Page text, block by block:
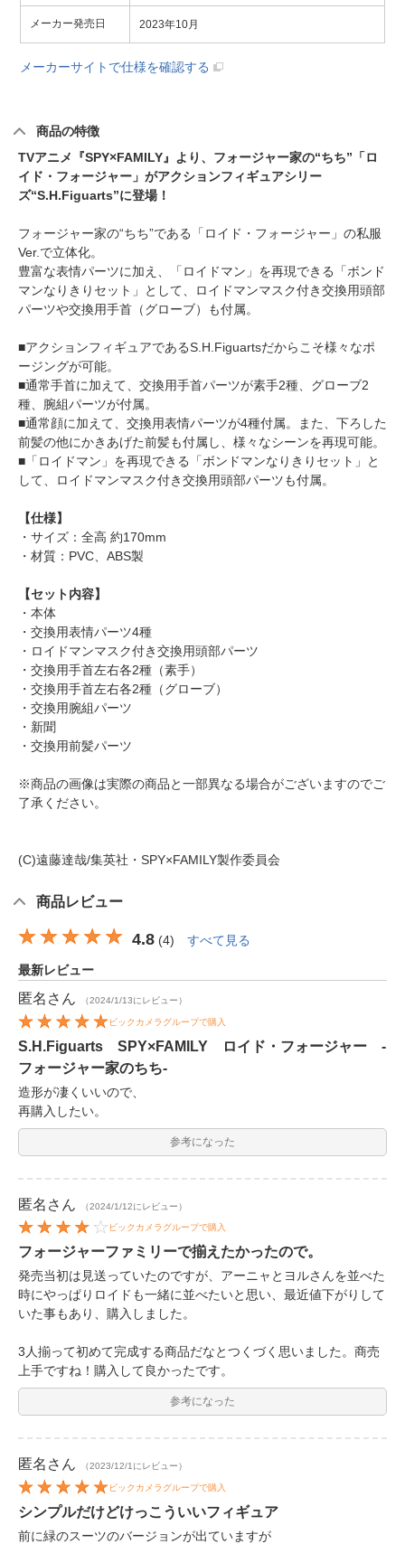
メーカー発売日 2023年10月
メーカーサイトで仕様を確認する
商品の特徴
TVアニメ『SPY×FAMILY』より、フォージャー家の“ちち”「ロ
イド・フォージャー」がアクションフィギュアシリー
ズ“S.H.Figuarts”に登場！
フォージャー家の“ちち”である「ロイド・フォージャー」の私服
Ver.で立体化。
豊富な表情パーツに加え、「ロイドマン」を再現できる「ボンド
マンなりきりセット」として、ロイドマンマスク付き交換用頭部
パーツや交換用手首（グローブ）も付属。
■アクションフィギュアであるS.H.Figuartsだからこそ様々なポ
ージングが可能。
■通常手首に加えて、交換用手首パーツが素手2種、グローブ2
種、腕組パーツが付属。
■通常顔に加えて、交換用表情パーツが4種付属。また、下ろした
前髪の他にかきあげた前髪も付属し、様々なシーンを再現可能。
■「ロイドマン」を再現できる「ボンドマンなりきりセット」と
して、ロイドマンマスク付き交換用頭部パーツも付属。
【仕様】
・サイズ：全高 約170mm
・材質：PVC、ABS製
【セット内容】
・本体
・交換用表情パーツ4種
・ロイドマンマスク付き交換用頭部パーツ
・交換用手首左右各2種（素手）
・交換用手首左右各2種（グローブ）
・交換用腕組パーツ
・新聞
・交換用前髪パーツ
※商品の画像は実際の商品と一部異なる場合がございますのでご
了承ください。
(C)遠藤達哉/集英社・SPY×FAMILY製作委員会
商品レビュー
4.8 (4) すべて見る
最新レビュー
匿名 さん （2024/1/13にレビュー）
ビックカメラグループで購入
S.H.Figuarts SPY×FAMILY ロイド・フォージャー -
フォージャー家のちち-
造形が凄くいいので、
再購入したい。
参考になった
匿名 さん （2024/1/12にレビュー）
ビックカメラグループで購入
フォージャーファミリーで揃えたかったので。
発売当初は見送っていたのですが、アーニャとヨルさんを並べた
時にやっぱりロイドも一緒に並べたいと思い、最近値下がりして
いた事もあり、購入しました。
3人揃って初めて完成する商品だなとつくづく思いました。商売
上手ですね！購入して良かったです。
参考になった
匿名 さん （2023/12/1にレビュー）
ビックカメラグループで購入
シンプルだけどけっこういいフィギュア
前に緑のスーツのバージョンが出ていますが